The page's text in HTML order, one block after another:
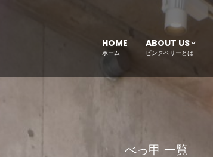
HOME
ホーム
ABOUT US
ピンクベリーとは
べっ甲 一覧